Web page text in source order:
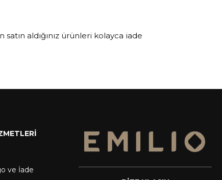
aldığınız ürünleri kolayca iade
ve İade